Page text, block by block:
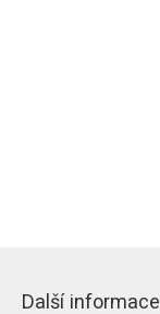
Další informace